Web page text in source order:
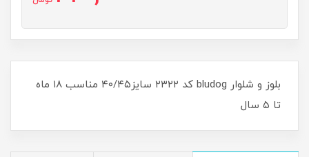
بلوز و شلوار bludog کد ۲۳۲۲ سایز۴۰/۴۵ مناسب ۱۸ ماه
تا ۵ سال